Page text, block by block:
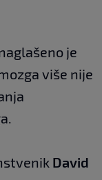
je
više nije
David